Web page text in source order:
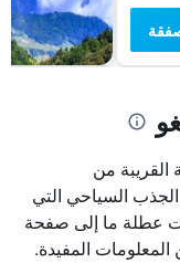
القريبة من
السياحي التي
عطلة ما إلى صفحة
المفيدة.